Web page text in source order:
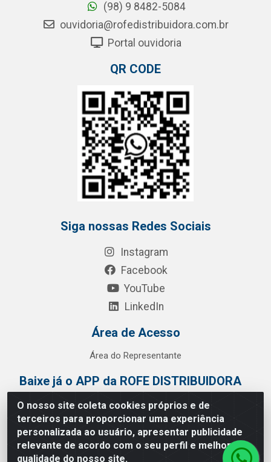
O nosso site coleta cookies próprios e de
terceiros para proporcionar uma experiência
personalizada ao usuário, apresentar publicidade
relevante de acordo com o seu perfil e melhorar a
qualidade do nosso site.
(98) 9 8482-5084
ouvidoria@rofedistribuidora.com.br
Portal ouvidoria
QR CODE
Siga nossas Redes Sociais
Instagram
Facebook
YouTube
LinkedIn
Área de Acesso
Área do Representante
Baixe já o APP da ROFE DISTRIBUIDORA